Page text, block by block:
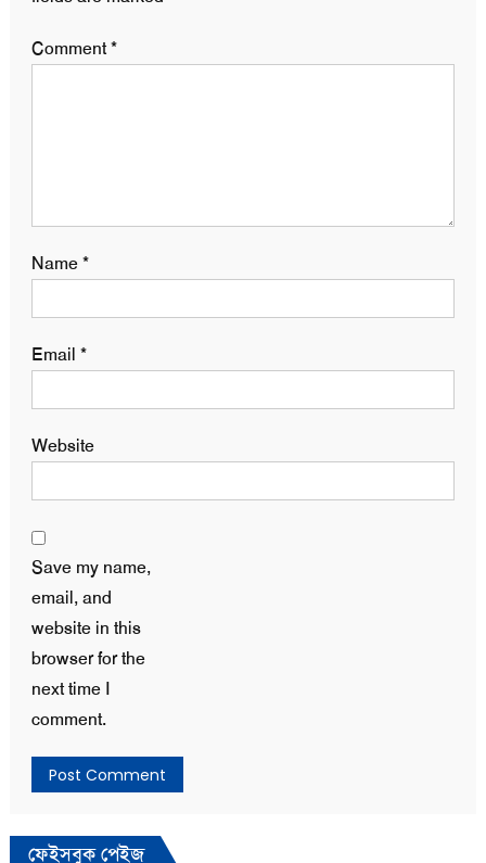
Comment*
Name*
Email *
Website
Save my name,
email, and
website in this
browser for the
next time I
comment.
ফেইসবুক পেইজ